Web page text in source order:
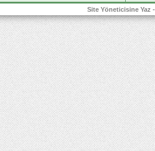
Site Yöneticisine Yaz